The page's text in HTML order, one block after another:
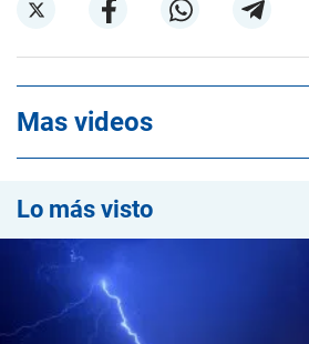
Mas videos
Lo más visto